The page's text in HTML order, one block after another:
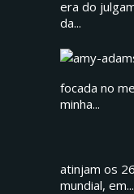
era do
da...
focada no
minha...
atinjam os
mundial, em...